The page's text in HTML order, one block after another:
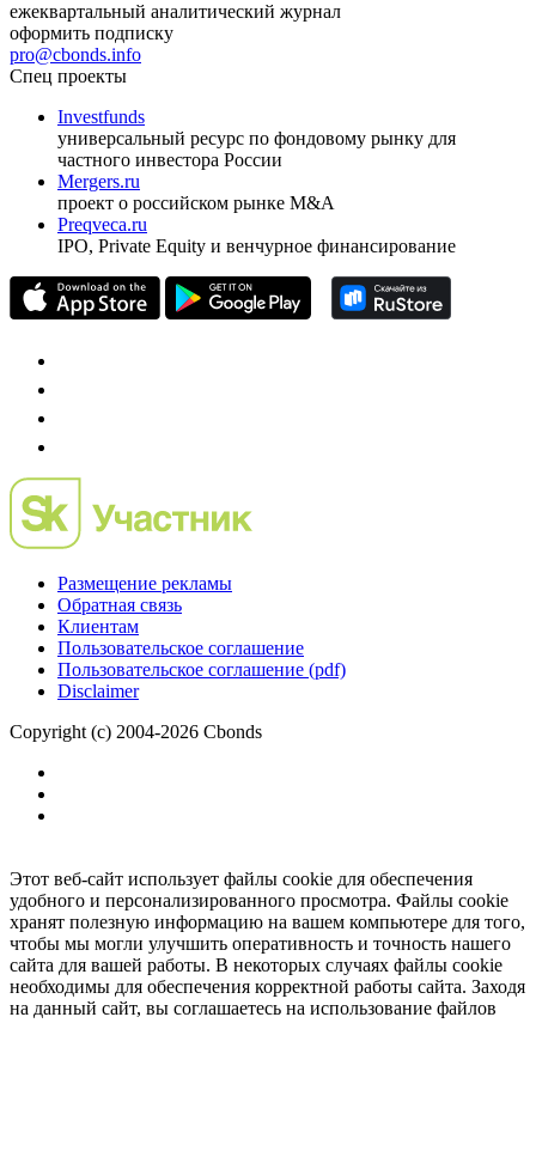
ежеквартальный аналитический журнал
оформить подписку
pro@cbonds.info
Спец проекты
Investfunds
универсальный ресурс по фондовому рынку для
частного инвестора России
Mergers.ru
проект о российском рынке M&A
Preqveca.ru
IPO, Private Equity и венчурное финансирование
Размещение рекламы
Обратная связь
Клиентам
Пользовательское соглашение
Пользовательское соглашение (pdf)
Disclaimer
Copyright (c) 2004-2026 Cbonds
Этот веб-сайт использует файлы cookie для обеспечения
удобного и персонализированного просмотра. Файлы cookie
хранят полезную информацию на вашем компьютере для того,
чтобы мы могли улучшить оперативность и точность нашего
сайта для вашей работы. В некоторых случаях файлы cookie
необходимы для обеспечения корректной работы сайта. Заходя
на данный сайт, вы соглашаетесь на использование файлов